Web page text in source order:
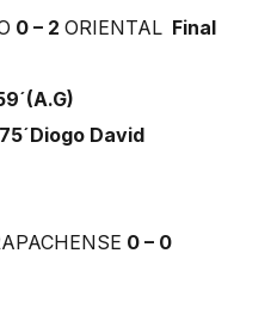
0 – 2 ORIENTAL Final
David
0 – 0